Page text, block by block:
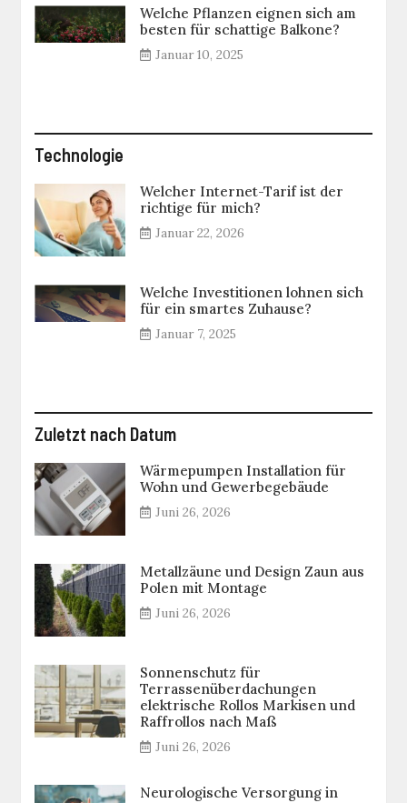
Welche Pflanzen eignen sich am
besten für schattige Balkone?
Januar 10, 2025
Technologie
Welcher Internet-Tarif ist der
richtige für mich?
Januar 22, 2026
Welche Investitionen lohnen sich
für ein smartes Zuhause?
Januar 7, 2025
Zuletzt nach Datum
Wärmepumpen Installation für
Wohn und Gewerbegebäude
Juni 26, 2026
Metallzäune und Design Zaun aus
Polen mit Montage
Juni 26, 2026
Sonnenschutz für
Terrassenüberdachungen
elektrische Rollos Markisen und
Raffrollos nach Maß
Juni 26, 2026
Neurologische Versorgung in